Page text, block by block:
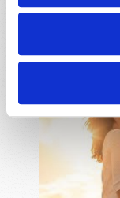
SOLIDÃO: A